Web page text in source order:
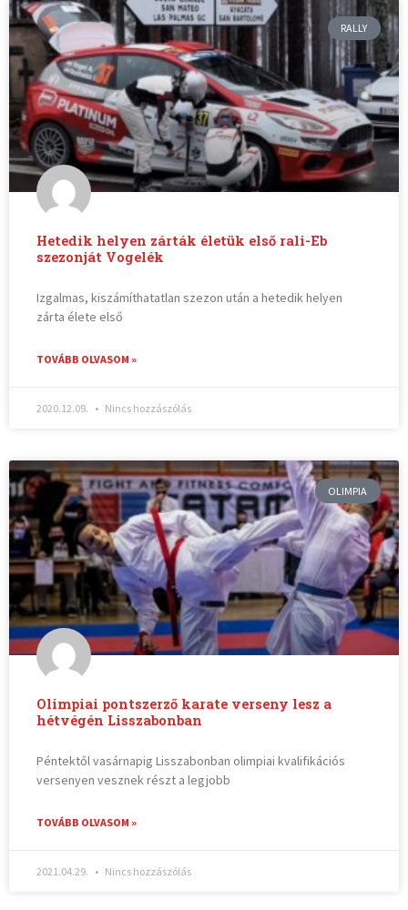
RALLY
Hetedik helyen zárták életük első rali-Eb
szezonját Vogelék
Izgalmas, kiszámíthatatlan szezon után a hetedik helyen
zárta élete első
TOVÁBB OLVASOM »
2020.12.09. Nincs hozzászólás
OLIMPIA
Olimpiai pontszerző karate verseny lesz a
hétvégén Lisszabonban
Péntektől vasárnapig Lisszabonban olimpiai kvalifikációs
versenyen vesznek részt a legjobb
TOVÁBB OLVASOM »
2021.04.29. Nincs hozzászólás